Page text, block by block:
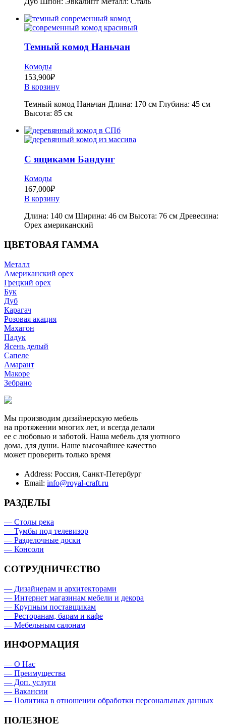
Темный комод Наньчан
Комоды
153,900₽
В корзину
Темный комод Наньчан Длина: 170 см Глубина: 45 см
Высота: 85 см
С ящиками Бандунг
Комоды
167,000₽
В корзину
Длина: 140 см Ширина: 46 см Высота: 76 см Древесина:
Орех американский
ЦВЕТОВАЯ ГАММА
Металл
Американский орех
Грецкий орех
Бук
Дуб
Карагач
Розовая акация
Махагон
Падук
Ясень делый
Сапеле
Амарант
Макоре
Зебрано
Мы производим дизайнерскую мебель
на протяжении многих лет, и всегда делали
ее с любовью и заботой. Наша мебель для уютного
дома, для души. Наше высочайшее качество
может проверить только время
Address: Россия, Санкт-Петербург
Email: info@royal-craft.ru
РАЗДЕЛЫ
— Столы река
— Тумбы под телевизор
— Разделочные доски
— Консоли
СОТРУДНИЧЕСТВО
— Дизайнерам и архитекторами
— Интернет магазинам мебели и декора
— Крупным поставщикам
— Ресторанам, барам и кафе
— Мебельным салонам
ИНФОРМАЦИЯ
— О Нас
— Преимущества
— Доп. услуги
— Вакансии
— Политика в отношении обработки персональных данных
ПОЛЕЗНОЕ